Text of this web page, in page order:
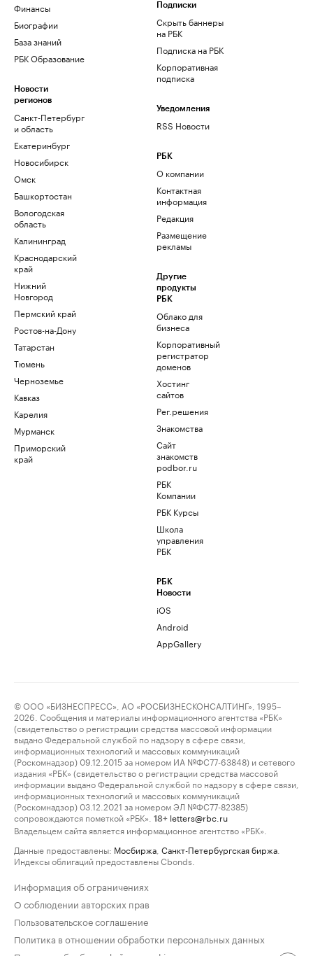
Финансы
Биографии
База знаний
РБК Образование
Новости
регионов
Санкт-Петербург
и область
Екатеринбург
Новосибирск
Омск
Башкортостан
Вологодская
область
Калининград
Краснодарский
край
Нижний
Новгород
Пермский край
Ростов-на-Дону
Татарстан
Тюмень
Черноземье
Кавказ
Карелия
Мурманск
Приморский
край
Подписки
Скрыть баннеры
на РБК
Подписка на РБК
Корпоративная
подписка
Уведомления
RSS Новости
РБК
О компании
Контактная
информация
Редакция
Размещение
рекламы
Другие
продукты
РБК
Облако для
бизнеса
Корпоративный
регистратор
доменов
Хостинг
сайтов
Рег.решения
Знакомства
Сайт
знакомств
podbor.ru
РБК
Компании
РБК Курсы
Школа
управления
РБК
РБК
Новости
iOS
Android
AppGallery
© ООО «БИЗНЕСПРЕСС», АО «РОСБИЗНЕСКОНСАЛТИНГ», 1995–
2026. Сообщения и материалы информационного агентства «РБК»
(свидетельство о регистрации средства массовой информации
выдано Федеральной службой по надзору в сфере связи,
информационных технологий и массовых коммуникаций
(Роскомнадзор) 09.12.2015 за номером ИА №ФС77-63848) и сетевого
издания «РБК» (свидетельство о регистрации средства массовой
информации выдано Федеральной службой по надзору в сфере связи,
информационных технологий и массовых коммуникаций
(Роскомнадзор) 03.12.2021 за номером ЭЛ №ФС77-82385)
сопровождаются пометкой «РБК».
18+ letters@rbc.ru
Владельцем сайта является информационное агентство «РБК».
Данные предоставлены: Мосбиржа Санкт-Петербургская биржа
Индексы облигаций предоставлены Cbonds.
Информация об ограничениях
О соблюдении авторских прав
Пользовательское соглашение
Политика в отношении обработки персональных данных